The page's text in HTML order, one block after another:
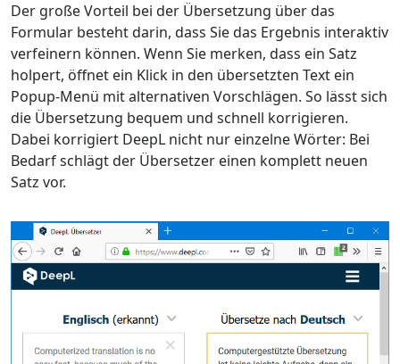
Der große Vorteil bei der Übersetzung über das
Formular besteht darin, dass Sie das Ergebnis interaktiv
verfeinern können. Wenn Sie merken, dass ein Satz
holpert, öffnet ein Klick in den übersetzten Text ein
Popup-Menü mit alternativen Vorschlägen. So lässt sich
die Übersetzung bequem und schnell korrigieren.
Dabei korrigiert DeepL nicht nur einzelne Wörter: Bei
Bedarf schlägt der Übersetzer einen komplett neuen
Satz vor.